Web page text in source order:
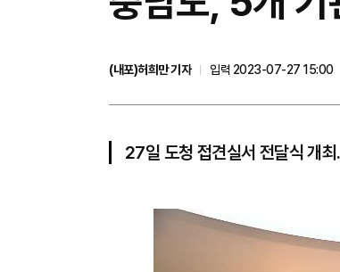
(내포)허희만 기자
입력 2023-07-27 15:00
27일 도청 접견실서 전달식 개